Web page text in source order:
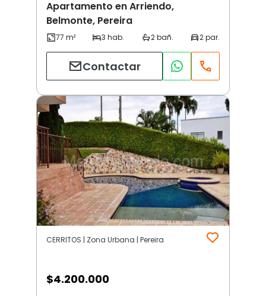
Apartamento en Arriendo,
Belmonte, Pereira
Contactar
CERRITOS | Zona Urbana | Pereira
$4.200.000